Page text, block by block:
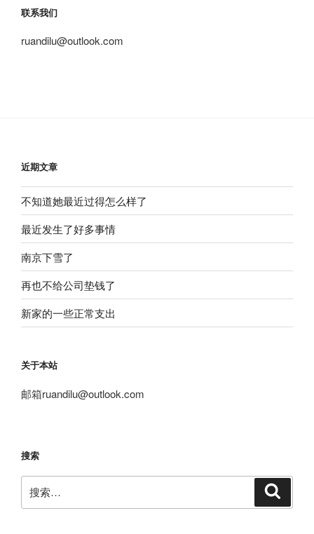
联系我们
ruandilu@outlook.com
近期文章
不知道她最近过得怎么样了
最近发生了好多事情
南京下雪了
再也不给公司垫钱了
新家的一些正常支出
关于本站
邮箱ruandilu@outlook.com
搜索
索：